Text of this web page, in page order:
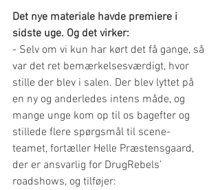
Det nye materiale havde premiere i
sidste uge. Og det virker:
- Selv om vi kun har kørt det få gange, så
var det ret bemærkelsesværdigt, hvor
stille der blev i salen. Der blev lyttet på
en ny og anderledes intens måde, og
mange unge kom op til os bagefter og
stillede flere spørgsmål til scene-
teamet, fortæller Helle Præstensgaard,
der er ansvarlig for DrugRebels’
roadshows, og tilføjer: